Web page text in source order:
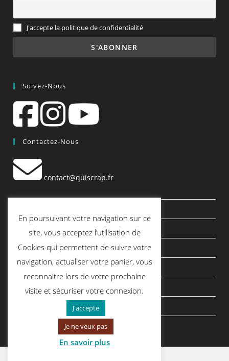
J'accepte la politique de confidentialité
Suivez-Nous
Contactez-Nous
contact@quiscrap.fr
Le Blog
Conditions générales de vente
Mentions légales
Politique de confidentialité
politique de cookies
En poursuivant votre navigation sur ce
site, vous acceptez l’utilisation de
Cookies qui permettent de suivre votre
navigation, actualiser votre panier, vous
reconnaitre lors de votre prochaine
visite et sécuriser votre connexion.
J'accepte
Je ne veux pas
En savoir plus